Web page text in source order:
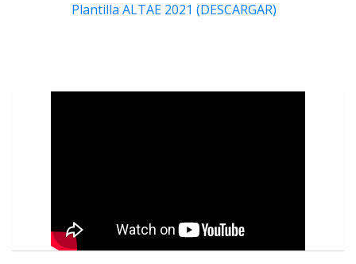
Plantilla ALTAE 2021 (DESCARGAR)